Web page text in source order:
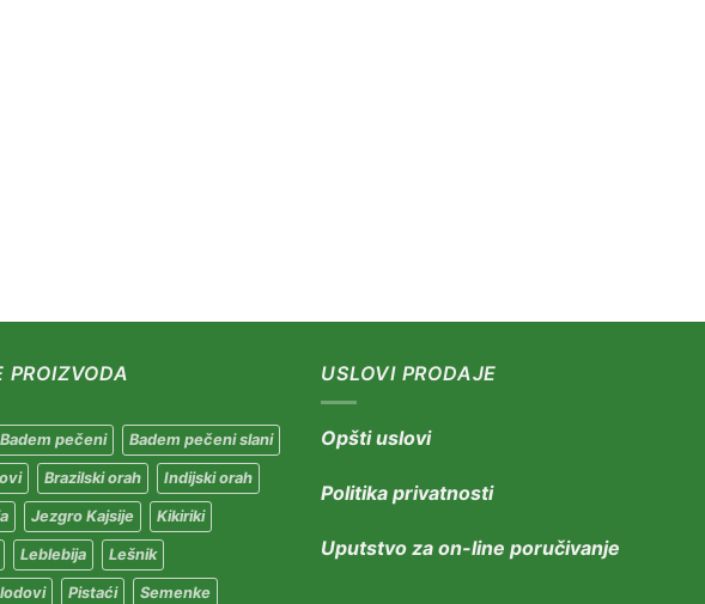
PROIZVODA
Badem pečeni Badem pečeni slani
Brazilski orah Indijski orah
Jezgro Kajsije Kikiriki
Leblebija Lešnik
Pistaći Semenke
USLOVI PRODAJE
Opšti uslovi
Politika privatnosti
Uputstvo za on-line poručivanje